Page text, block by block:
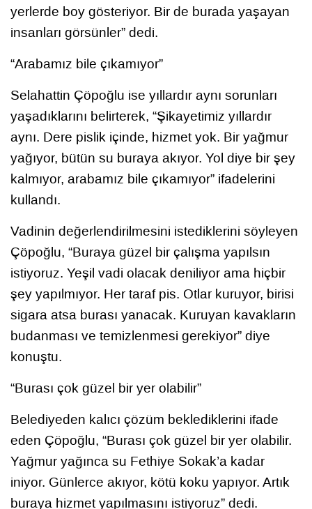
yerlerde boy gösteriyor. Bir de burada yaşayan
insanları görsünler” dedi.
“Arabamız bile çıkamıyor”
Selahattin Çöpoğlu ise yıllardır aynı sorunları
yaşadıklarını belirterek, “Şikayetimiz yıllardır
aynı. Dere pislik içinde, hizmet yok. Bir yağmur
yağıyor, bütün su buraya akıyor. Yol diye bir şey
kalmıyor, arabamız bile çıkamıyor” ifadelerini
kullandı.
Vadinin değerlendirilmesini istediklerini söyleyen
Çöpoğlu, “Buraya güzel bir çalışma yapılsın
istiyoruz. Yeşil vadi olacak deniliyor ama hiçbir
şey yapılmıyor. Her taraf pis. Otlar kuruyor, birisi
sigara atsa burası yanacak. Kuruyan kavakların
budanması ve temizlenmesi gerekiyor” diye
konuştu.
“Burası çok güzel bir yer olabilir”
Belediyeden kalıcı çözüm beklediklerini ifade
eden Çöpoğlu, “Burası çok güzel bir yer olabilir.
Yağmur yağınca su Fethiye Sokak’a kadar
iniyor. Günlerce akıyor, kötü koku yapıyor. Artık
buraya hizmet yapılmasını istiyoruz” dedi.